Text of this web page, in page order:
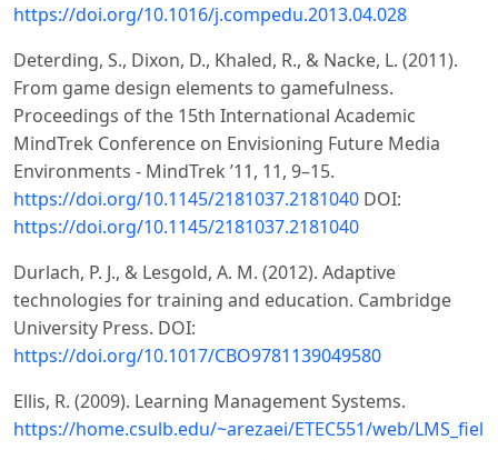
https://doi.org/10.1016/j.compedu.2013.04.028
Deterding, S., Dixon, D., Khaled, R., & Nacke, L. (2011).
From game design elements to gamefulness.
Proceedings of the 15th International Academic
MindTrek Conference on Envisioning Future Media
Environments - MindTrek ’11, 11, 9–15.
https://doi.org/10.1145/2181037.2181040 DOI:
https://doi.org/10.1145/2181037.2181040
Durlach, P. J., & Lesgold, A. M. (2012). Adaptive
technologies for training and education. Cambridge
University Press. DOI:
https://doi.org/10.1017/CBO9781139049580
Ellis, R. (2009). Learning Management Systems.
https://home.csulb.edu/~arezaei/ETEC551/web/